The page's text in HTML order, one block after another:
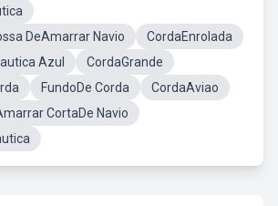
DeAmarrar Navio
CordaEnrolada
Azul
CordaGrande
FundoDe Corda
CordaAviao
CortaDe Navio